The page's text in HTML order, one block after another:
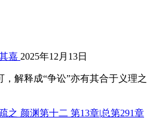
嘉 2025年12月13日
，解释成“争讼”亦有其合于义理之
之 颜渊第十二 第13章|总第291章